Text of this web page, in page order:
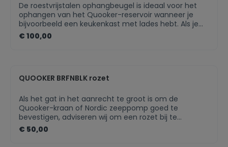
De roestvrijstalen ophangbeugel is ideaal voor het
ophangen van het Quooker-reservoir wanneer je
bijvoorbeeld een keukenkast met lades hebt. Als je
het Quooker-reservoir op de bodemplaat van het
keukenkastje kunt plaatsen, is er geen ophangbeugel
€ 100,00
QUOOKER BRFNBLK rozet
Als het gat in het aanrecht te groot is om de
Quooker-kraan of Nordic zeeppomp goed te
bevestigen, adviseren wij om een rozet bij te
bestellen. Als het keukenblad van te dun materiaal is
gemaakt, zal een rozet voor extra draagvlak zorgen.
€ 50,00